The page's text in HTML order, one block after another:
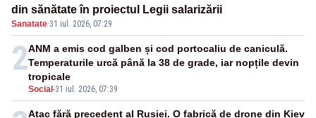
din sănătate în proiectul Legii salarizării
Sanatate·31 iul. 2026, 07:29
2
Social -31 iul. 2026, 07:39
ANM a emis cod galben și cod portocaliu de caniculă.
Temperaturile urcă până la 38 de grade, iar nopțile devin
tropicale
Atac fără precedent al Rusiei. O fabrică de drone din Kiev